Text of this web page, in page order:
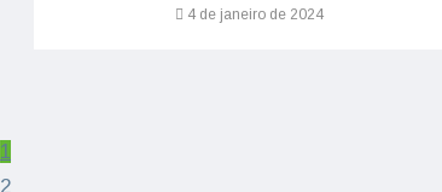
4 de janeiro de 2024
1
2